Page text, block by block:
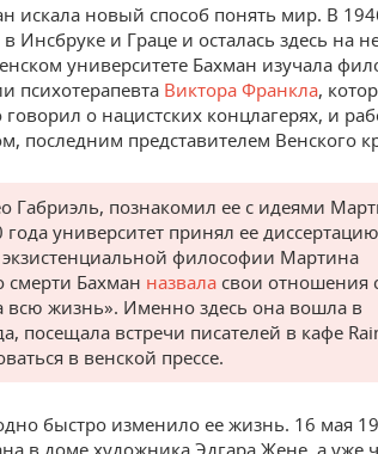
искала новый способ понять мир. В
Инсбруке и Граце и осталась здесь на
университете Бахман изучала
психотерапевта Виктора Франкла,
о нацистских концлагерях, и
последним представителем Венского
Габриэль, познакомил ее с идеями
университет принял ее диссертацию
экзистенциальной философии Мартина
смерти Бахман назвала свои отношения
жизнь». Именно здесь она вошла в
посещала встречи писателей в кафе
в венской прессе.
быстро изменило ее жизнь. 16 мая
в доме художника Эдгара Жене, а уже